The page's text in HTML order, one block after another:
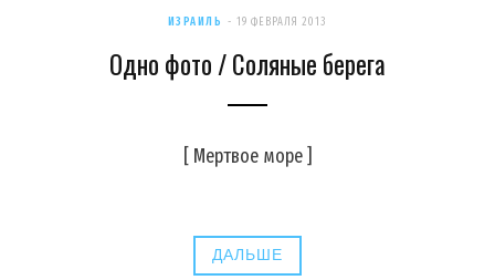
ИЗРАИЛЬ 19 ФЕВРАЛЯ 2013
Одно фото / Соляные берега
[ Мертвое море ]
ДАЛЬШЕ